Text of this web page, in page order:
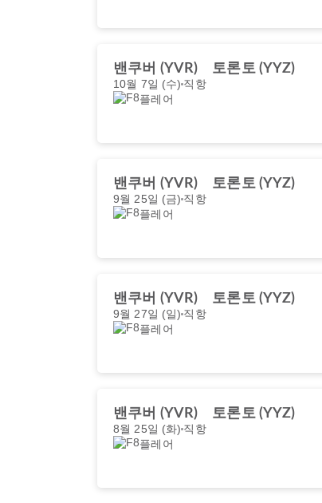
밴쿠버 (YVR) 토론토 (YYZ)
10월 7일 (수) 직항
플레어
밴쿠버 (YVR) 토론토 (YYZ)
9월 25일 (금) 직항
플레어
밴쿠버 (YVR) 토론토 (YYZ)
9월 27일 (일) 직항
플레어
밴쿠버 (YVR) 토론토 (YYZ)
8월 25일 (화) 직항
플레어